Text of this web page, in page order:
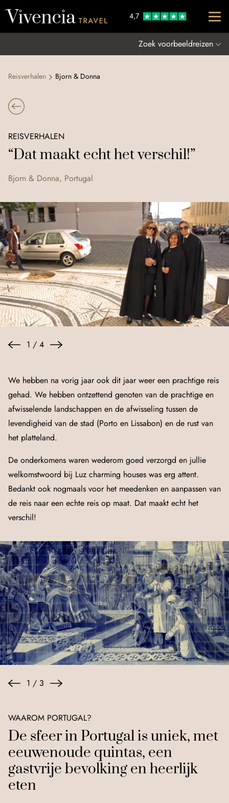
4,7
Zoek voorbeeldreizen
Reisverhalen Bjorn & Donna
REISVERHALEN
“Dat maakt echt het verschil!”
Bjorn & Donna, Portugal
1 / 4
We hebben na vorig jaar ook dit jaar weer een prachtige reis
gehad. We hebben ontzettend genoten van de prachtige en
afwisselende landschappen en de afwisseling tussen de
levendigheid van de stad (Porto en Lissabon) en de rust van
het platteland.
De onderkomens waren wederom goed verzorgd en jullie
welkomstwoord bij Luz charming houses was erg attent.
Bedankt ook nogmaals voor het meedenken en aanpassen van
de reis naar een echte reis op maat. Dat maakt echt het
verschil!
1 / 3
WAAROM PORTUGAL?
De sfeer in Portugal is uniek, met
eeuwenoude quintas, een
gastvrije bevolking en heerlijk
eten